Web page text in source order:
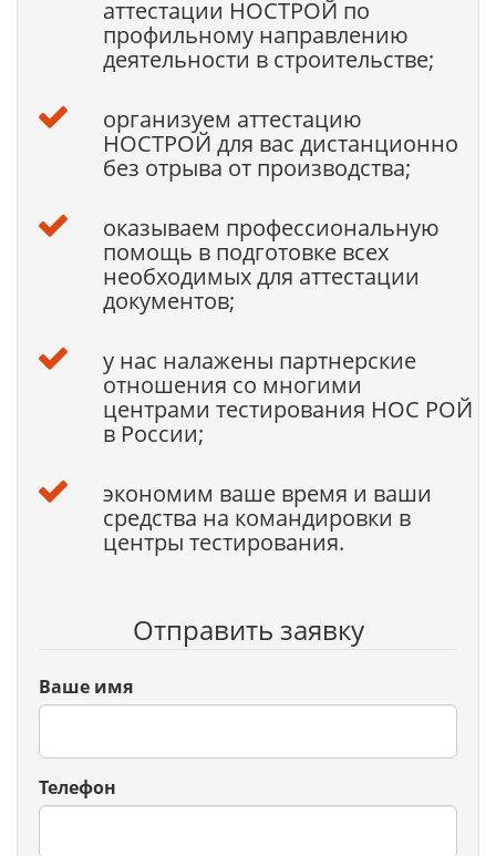
аттестации НОСТРОЙ по
профильному направлению
деятельности в строительстве;
организуем аттестацию
НОСТРОЙ для вас дистанционно
без отрыва от производства;
оказываем профессиональную
помощь в подготовке всех
необходимых для аттестации
документов;
у нас налажены партнерские
отношения со многими
центрами тестирования НОС РОЙ
в России;
экономим ваше время и ваши
средства на командировки в
центры тестирования.
Отправить заявку
Ваше имя
Телефон